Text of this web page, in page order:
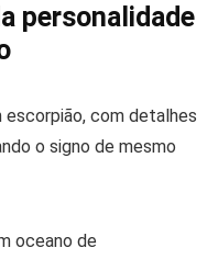
personalidade
oceano de